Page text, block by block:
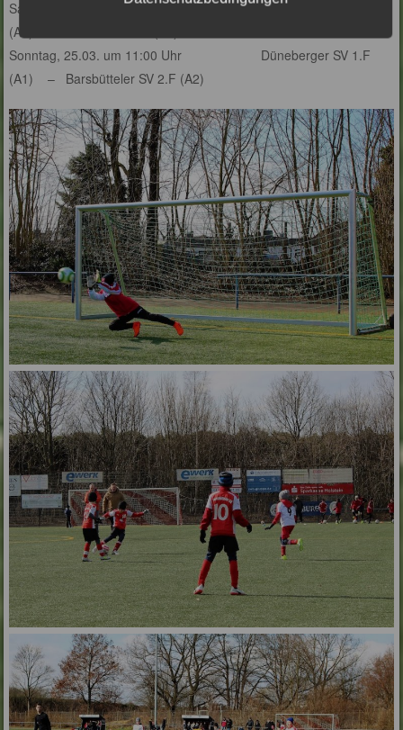
Samstag, 24.03. um 13:00 Uhr Barsbütteler SV 1.F
(A1) – SC Wentorf 1.F (A1)
Sonntag, 25.03. um 11:00 Uhr Düneberger SV 1.F
(A1) – Barsbütteler SV 2.F (A2)